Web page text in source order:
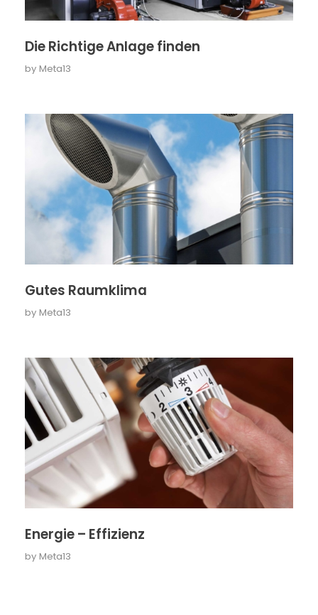
Die Richtige Anlage finden
by Meta13
Gutes Raumklima
by Meta13
Energie – Effizienz
by Meta13